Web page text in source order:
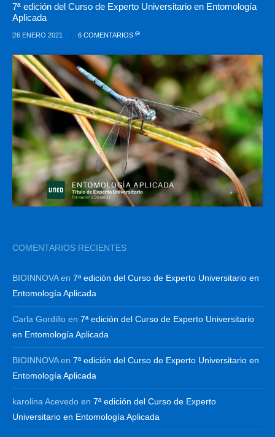
7ª edición del Curso de Experto Universitario en Entomología
Aplicada
26 ENERO 2021 6 COMENTARIOS
COMENTARIOS RECIENTES
BIOINNOVAen 7ª edición del Curso de Experto Universitario en
Entomología Aplicada
Carla Gordillo en 7ª edición del Curso de Experto Universitario
en Entomología Aplicada
BIOINNOVAen 7ª edición del Curso de Experto Universitario en
Entomología Aplicada
karolina Acevedo en 7ª edición del Curso de Experto
Universitario en Entomología Aplicada